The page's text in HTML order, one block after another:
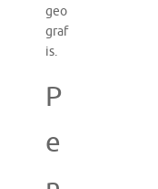
geo
graf
is.
P
e